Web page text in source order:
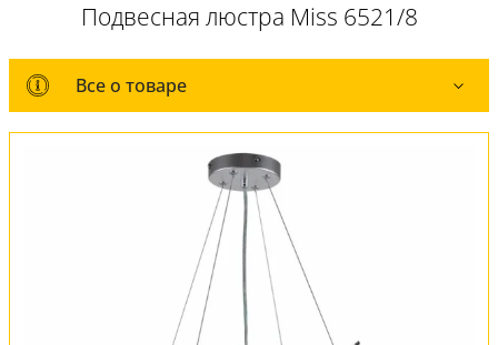
Подвесная люстра Miss 6521/8
Все о товаре
Все о товаре
Комплект лампочек
Вся коллекция
Оплата и доставка